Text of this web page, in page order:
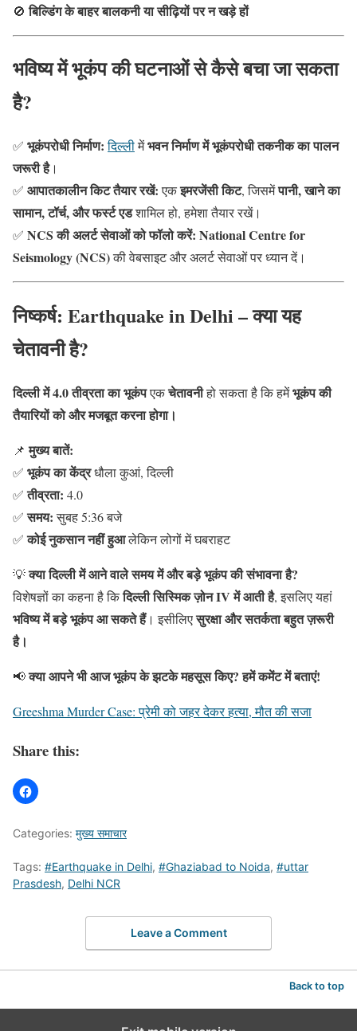
🚫बिल्डिंग के बाहर बालकनी या सीढ़ियों पर न खड़े हों
भविष्य में भूकंप की घटनाओं से कैसे बचा जा सकता
है?
✅ भूकंपरोधी निर्माण: दिल्लीमेंभवन निर्माण में भूकंपरोधी तकनीक का पालन
जरूरी है।
✅ आपातकालीन किट तैयार रखें:एकइमरजेंसी किट, जिसमेंपानी, खाने का
सामान, टॉर्च, और फर्स्ट एडशामिल हो, हमेशा तैयार रखें।
✅ NCS की अलर्ट सेवाओं को फॉलो करें: National Centre for
Seismology (NCS)की वेबसाइट और अलर्ट सेवाओं पर ध्यान दें।
निष्कर्ष: Earthquake in Delhi – क्या यह
चेतावनी है?
दिल्ली में 4.0 तीव्रता का भूकंपएकचेतावनीहो सकता है कि हमेंभूकंप की
तैयारियों को और मजबूत करना होगा।
📌मुख्य बातें:
✅ भूकंप का केंद्रधौला कुआं, दिल्ली
✅तीव्रता: 4.0
✅समय:सुबह 5:36 बजे
✅कोई नुकसान नहीं हुआलेकिन लोगों में घबराहट
💡क्या दिल्ली में आने वाले समय में और बड़े भूकंप की संभावना है?
विशेषज्ञों का कहना है किदिल्ली सिस्मिक ज़ोन IV में आती है, इसलिए यहां
भविष्य में बड़े भूकंप आ सकते हैं। इसीलिएसुरक्षा और सतर्कता बहुत ज़रूरी
है।
📢क्या आपने भी आज भूकंप के झटके महसूस किए? हमें कमेंट में बताएं!
Greeshma Murder Case: प्रेमी को जहर देकर हत्या, मौत की सजा
Share this:
Categories: मुख्य समाचार
Tags: #Earthquake in Delhi, #Ghaziabad to Noida, #uttar
Prasdesh, Delhi NCR
Leave a Comment
Back to top